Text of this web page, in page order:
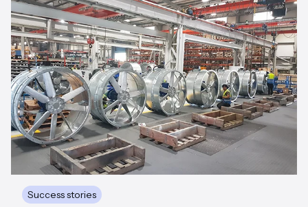
Success stories